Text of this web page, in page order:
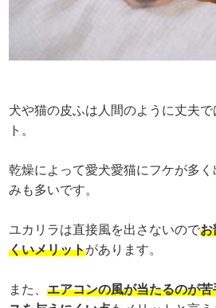
犬や猫の皮ふは人間のように丈夫
ト。
乾燥によって愛犬愛猫にフケが多
みも多いです。
ユカリラは直接風を出さないのでお
くいメリットがあります。
また、エアコンの風が当たるのが